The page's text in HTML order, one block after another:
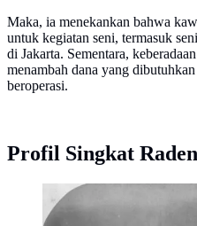
Maka, ia menekankan bahwa
untuk kegiatan seni, termasuk
di Jakarta. Sementara,
menambah dana yang
beroperasi.
Profil Singkat